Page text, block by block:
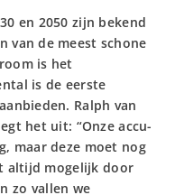
en 2050 zijn bekend
van de meest schone
is het
is de eerste
Ralph van
het uit: “Onze accu-
maar deze moet nog
altijd mogelijk door
zo vallen we